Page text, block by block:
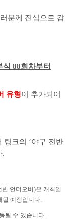
분께 진심으로 감
식 88회차부터
유형이 추가되어
링크의 ‘야구 전반
.
반 언더오버)은 개최일
될 예정입니다.
될 수 있습니다.